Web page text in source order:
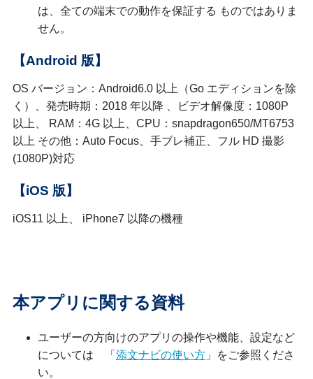
は、全ての端末での動作を保証する ものではありま
せん。
【Android 版】
OS バージョン：Android6.0 以上（Go エディションを除
く）、発売時期：2018 年以降 、ビデオ解像度：1080P
以上、 RAM：4G 以上、CPU：snapdragon650/MT6753
以上 その他：Auto Focus、手ブレ補正、フル HD 撮影
(1080P)対応
【iOS 版】
iOS11 以上、 iPhone7 以降の機種
本アプリに関する資料
ユーザーの方向けのアプリの操作や機能、設定など
については 「 添文ナビの使い方」をご参照くださ
い。